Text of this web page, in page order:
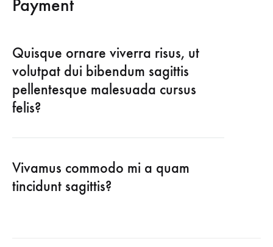
Payment
Quisque ornare viverra risus, ut
volutpat dui bibendum sagittis
pellentesque malesuada cursus
felis?
Vivamus commodo mi a quam
tincidunt sagittis?